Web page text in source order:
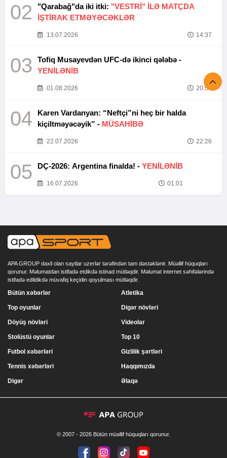
02 "Qarabağ"da iki itki: "VESTRİ" İLƏ MATÇDA
İŞTİRAK ETMƏYƏCƏKLƏR
13.07.2026 14:37
03
Tofiq Musayevdən UFC-də ikinci qələbə -
YENİLƏNİB
01.08.2026 20:52
04
Karen Vardanyan: “Neftçi”ni heç bir halda
kiçiltməyəcəyik” - MÜSAHİBƏ
22.07.2026 22:26
05 DÇ-2026: Argentina finalda! - YENİLƏNİB
16.07.2026 01:01
APA GROUP daxil olan saytlar uzerlər tərəfindən tam dəstəklənir. Müəllif hüquqları
qorunur. Məlumatdan istifadə etdikdə istinad mütləqdir. Məlumat internet səhifələrində
istifadə edildikdə müvafiq keçidin qoyulması mütləqdir.
Bütün xəbərlər
Top oyunlar
Döyüş növləri
Stolüstü oyunlar
Atletika
Digər növləri
Videolar
Top 10
Futbol xəbərləri
Tennis xəbərləri
Digər
Gizlilik şərtləri
Haqqımızda
Əlaqə
© 2007 - 2026 Bütün müəllif hüquqları qorunur.